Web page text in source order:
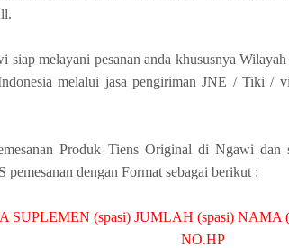
siap melayani pesanan anda khususnya
melalui jasa pengiriman JNE / Tiki /
Produk Tiens Original di Ngawi dan
pemesanan dengan Format sebagai berikut :
SUPLEMEN (spasi) JUMLAH (spasi) NAMA
NO.HP